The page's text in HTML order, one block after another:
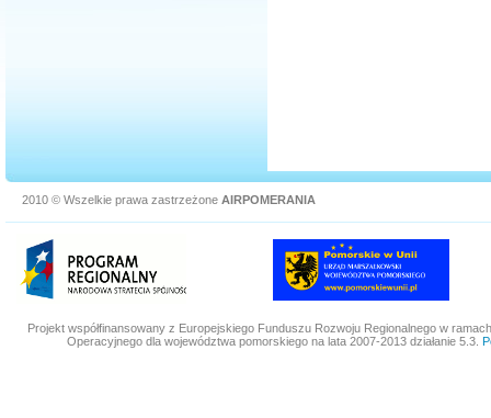
2010 © Wszelkie prawa zastrzeżone AIRPOMERANIA
Projekt współfinansowany z Europejskiego Funduszu Rozwoju Regionalnego w
Operacyjnego dla województwa pomorskiego na lata 2007-2013 działanie 5.3.